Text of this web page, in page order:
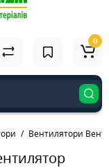
0
Вентилятори Вентс